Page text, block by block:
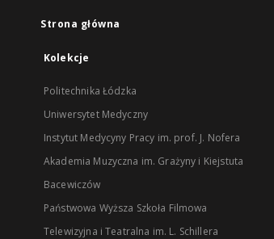
Strona główna
Kolekcje
Politechnika Łódzka
Uniwersytet Medyczny
Instytut Medycyny Pracy im. prof. J. Nofera
Akademia Muzyczna im. Grażyny i Kiejstuta
Bacewiczów
Państwowa Wyższa Szkoła Filmowa
Telewizyjna i Teatralna im. L. Schillera